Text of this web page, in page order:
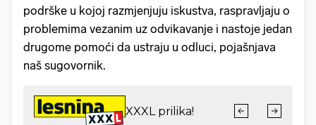
podrške u kojoj razmjenjuju iskustva, raspravljaju o
problemima vezanim uz odvikavanje i nastoje jedan
drugome pomoći da ustraju u odluci, pojašnjava
naš sugovornik.